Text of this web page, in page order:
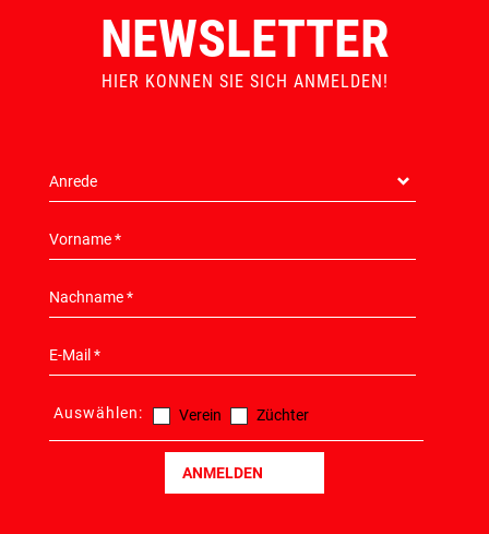
NEWSLETTER
HIER KONNEN SIE SICH ANMELDEN!
Auswählen: Verein Züchter
ANMELDEN